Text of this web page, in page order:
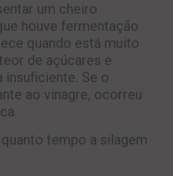
um cheiro
houve fermentação
quando está muito
de açúcares e
Se o
ao vinagre, ocorreu
tempo a silagem